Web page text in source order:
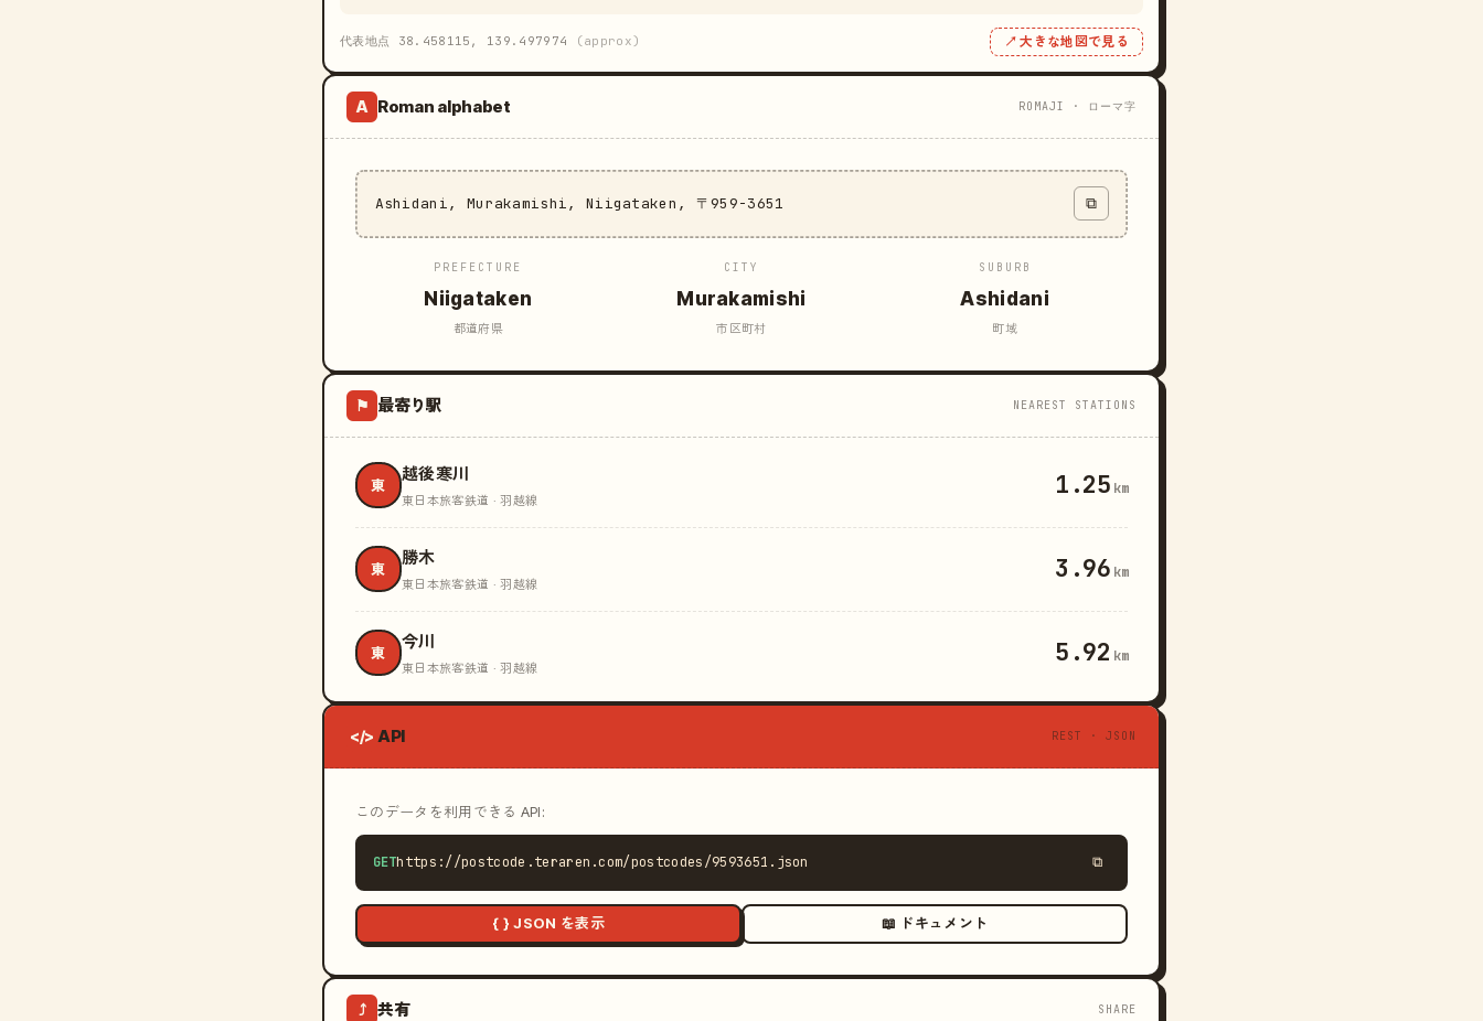
代表地点 38.458115, 139.497974 (approx) ↗ 大きな地図で見る
A Roman alphabet ROMAJI · ローマ字
Ashidani, Murakamishi, Niigataken, 〒959-3651 ⧉
PREFECTURE
Niigataken
都道府県
CITY
Murakamishi
市区町村
SUBURB
Ashidani
町域
⚑ 最寄り駅 NEAREST STATIONS
東
越後寒川
東日本旅客鉄道 · 羽越線 1.25 km
東
勝木
東日本旅客鉄道 · 羽越線 3.96 km
東
今川
東日本旅客鉄道 · 羽越線 5.92 km
</> API REST · JSON
このデータを利用できる API:
GEThttps://postcode.teraren.com/postcodes/9593651.json ⧉
{ } JSON を表示 📖 ドキュメント
⤴ 共有 SHARE